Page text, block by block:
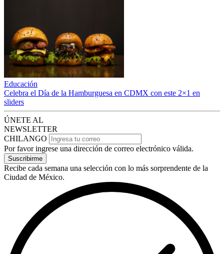
Educación
Celebra el Día de la Hamburguesa en CDMX con este 2×1 en
sliders
ÚNETE AL
NEWSLETTER
CHILANGO
Por favor ingrese una dirección de correo electrónico válida.
Suscribirme
Recibe cada semana una selección con lo más sorprendente de la
Ciudad de México.